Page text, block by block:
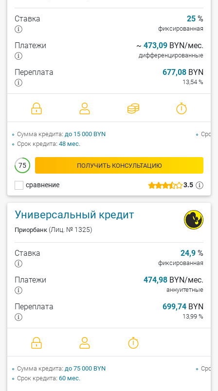
3.5
сравнение
Ставка 25 %
фиксированная
Платежи ~ 473,09 BYN/мес.
дифференцированные
Переплата 677,08 BYN
13,54 %
75 ПОЛУЧИТЬ КОНСУЛЬТАЦИЮ
Сумма кредита до 15 000 BYN
Срок кредита 48 мес.
Срок
Универсальный кредит
Приорбанк (Лиц. № 1325)
Ставка 24,9 %
фиксированная
Платежи 474,98 BYN/мес.
аннуитетные
Переплата 699,74 BYN
13,99 %
Сумма кредита до 75 000 BYN
Срок кредита 60 мес.
Срок